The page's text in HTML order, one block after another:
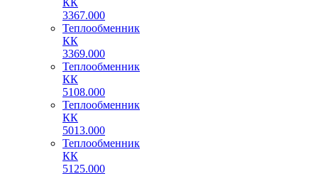
КК
3367.000
Теплообменник
КК
3369.000
Теплообменник
КК
5108.000
Теплообменник
КК
5013.000
Теплообменник
КК
5125.000